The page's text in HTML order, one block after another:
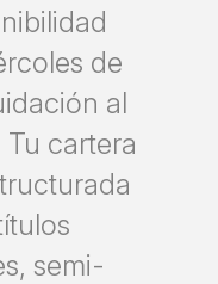
de
al
cartera
semi-